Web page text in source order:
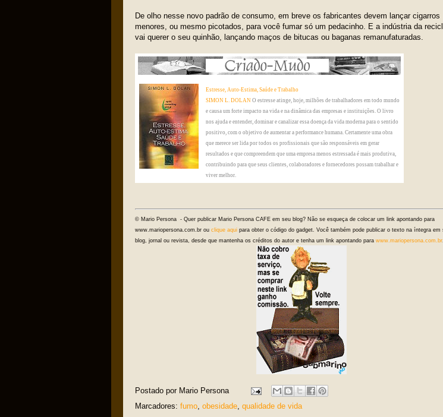
De olho nesse novo padrão de consumo, em breve os fabricantes devem lançar cigarros
menores, ou mesmo picotados, para você fumar só um pedacinho. E a indústria da
vai querer o seu quinhão, lançando maços de bitucas ou baganas remanufaturadas.
Estresse, Auto-Estima, Saúde e Trabalho
SIMON L. DOLAN O estresse atinge, hoje, milhões de trabalhadores em todo mundo
e causa um forte impacto na vida e na dinâmica das empresas e instituições. O livro
nos ajuda e entender, dominar e canalizar essa doença da vida moderna para o sentido
positivo, com o objetivo de aumentar a performance humana. Certamente uma obra
que merece ser lida por todos os profissionais que são responsáveis em gerar
resultados e que compreendem que uma empresa menos estressada é mais produtiva,
contribuindo para que seus clientes, colaboradores e fornecedores possam trabalhar e
viver melhor.
© Mario Persona - Quer publicar Mario Persona CAFE em seu blog? Não se esqueça de colocar um link apontando para
www.mariopersona.com.br ou clique aqui para obter o código do gadget. Você também pode publicar o texto na íntegra em
blog, jornal ou revista, desde que mantenha os créditos do autor e tenha um link apontando para www.mariopersona.com.br.
Postado por Mario Persona
Marcadores: fumo, obesidade, qualidade de vida